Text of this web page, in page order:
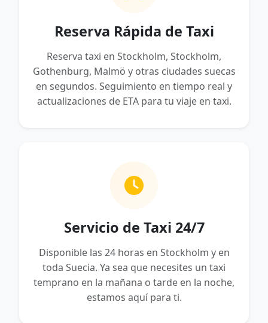
Reserva Rápida de Taxi
Reserva taxi en Stockholm, Stockholm,
Gothenburg, Malmö y otras ciudades suecas
en segundos. Seguimiento en tiempo real y
actualizaciones de ETA para tu viaje en taxi.
Servicio de Taxi 24/7
Disponible las 24 horas en Stockholm y en
toda Suecia. Ya sea que necesites un taxi
temprano en la mañana o tarde en la noche,
estamos aquí para ti.